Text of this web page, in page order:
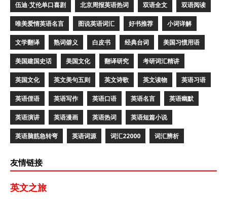
伍迪·艾伦单口喜剧 北京周报英语热词 双语全文 双语阅读
唯美爱情英语名言 图说英语词汇 好书推荐 小词详解
文学翻译 熟词僻义 白皮书 经典台词 美国习惯用语
美国建国史话 美国文化 翻译研究 考研词汇精讲
英国文化 英文美句五则 英文诗歌 英文读物 英语习语
英语俚语 英语写作 英语口语 英语名言 英语幽默
英语演讲 英语漫画 英语热词 英语短篇小说
英语脑筋急转弯 英语词源 词汇22000 词汇辨析
友情链接
英文之旅